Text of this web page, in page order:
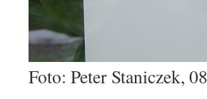
Foto: Peter Staniczek,